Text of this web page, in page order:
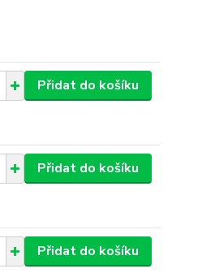
Přidat do košíku
Přidat do košíku
Přidat do košíku